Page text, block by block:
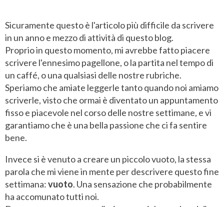
Sicuramente questo è l'articolo più difficile da scrivere
in un anno e mezzo di attività di questo blog.
Proprio in questo momento, mi avrebbe fatto piacere
scrivere l'ennesimo pagellone, o la partita nel tempo di
un caffé, o una qualsiasi delle nostre rubriche.
Speriamo che amiate leggerle tanto quando noi amiamo
scriverle, visto che ormai è diventato un appuntamento
fisso e piacevole nel corso delle nostre settimane, e vi
garantiamo che è una bella passione che ci fa sentire
bene.
Invece si è venuto a creare un piccolo vuoto, la stessa
parola che mi viene in mente per descrivere questo fine
settimana:vuoto. Una sensazione che probabilmente
ha accomunato tutti noi.